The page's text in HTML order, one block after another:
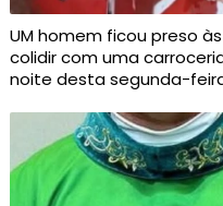
UM homem ficou preso
colidir com uma
noite desta segunda-